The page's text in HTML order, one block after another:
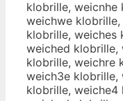
klobrille, weicnhe
weichwe
klobrille, weiches
weiched klobrille,
klobrille, weichre
weich3e klobrille,
klobrille, weiche4